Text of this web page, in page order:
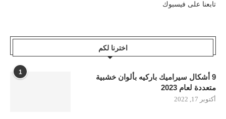
تابعنا على فيسبوك
اخترنا لكم
1
9 أشكال سيراميك باركيه بألوان خشبية
متعددة لعام 2023
أكتوبر 17, 2022